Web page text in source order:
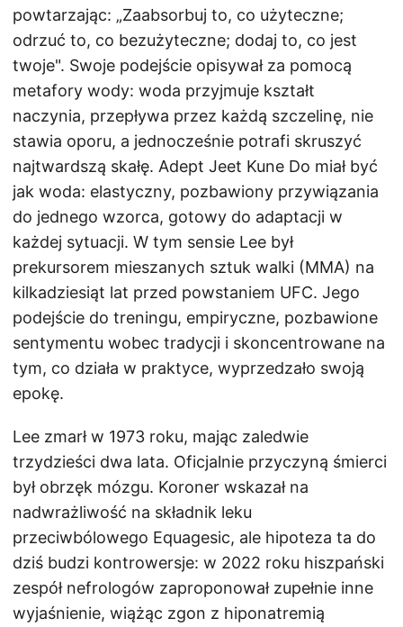
powtarzając: „Zaabsorbuj to, co użyteczne;
odrzuć to, co bezużyteczne; dodaj to, co jest
twoje". Swoje podejście opisywał za pomocą
metafory wody: woda przyjmuje kształt
naczynia, przepływa przez każdą szczelinę, nie
stawia oporu, a jednocześnie potrafi skruszyć
najtwardszą skałę. Adept Jeet Kune Do miał być
jak woda: elastyczny, pozbawiony przywiązania
do jednego wzorca, gotowy do adaptacji w
każdej sytuacji. W tym sensie Lee był
prekursorem mieszanych sztuk walki (MMA) na
kilkadziesiąt lat przed powstaniem UFC. Jego
podejście do treningu, empiryczne, pozbawione
sentymentu wobec tradycji i skoncentrowane na
tym, co działa w praktyce, wyprzedzało swoją
epokę.
Lee zmarł w 1973 roku, mając zaledwie
trzydzieści dwa lata. Oficjalnie przyczyną śmierci
był obrzęk mózgu. Koroner wskazał na
nadwrażliwość na składnik leku
przeciwbólowego Equagesic, ale hipoteza ta do
dziś budzi kontrowersje: w 2022 roku hiszpański
zespół nefrologów zaproponował zupełnie inne
wyjaśnienie, wiążąc zgon z hiponatremią